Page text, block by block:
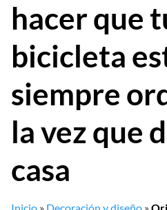
hacer que
bicicleta
siempre
la vez que
casa